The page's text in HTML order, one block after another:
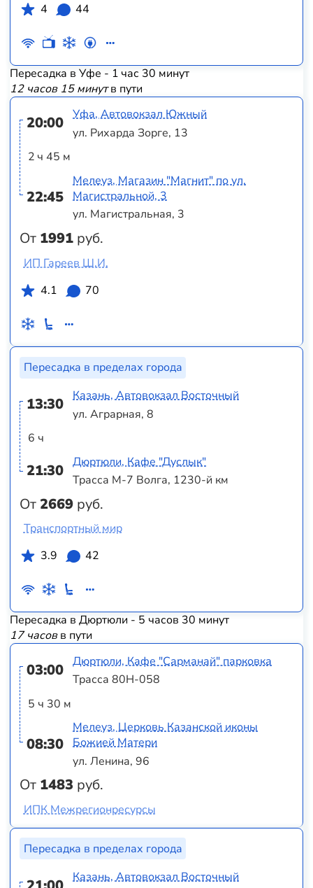
4
44
Пересадка в Уфе - 1 час 30 минут
12 часов 15 минутв пути
20:00
2 ч 45 м
22:45
От 1991 руб.
Уфа, Автовокзал Южный
ул. Рихарда Зорге, 13
Мелеуз, Магазин "Магнит" по ул.
Магистральной, 3
ул. Магистральная, 3
ИП Гареев Ш.И.
4.1
70
Пересадка в пределах города
13:30
6 ч
21:30
От2669 руб.
Казань, Автовокзал Восточный
ул. Аграрная, 8
Дюртюли, Кафе "Дуслык"
Трасса М-7 Волга, 1230-й км
Транспортный мир
3.9
42
Пересадка в Дюртюли - 5 часов 30 минут
17 часовв пути
03:00
5 ч 30 м
08:30
От 1483 руб.
Дюртюли, Кафе "Сарманай" парковка
Трасса 80Н-058
Мелеуз, Церковь Казанской иконы
Божией Матери
ул. Ленина, 96
ИПК Межрегионресурсы
Пересадка в пределах города
Казань, Автовокзал Восточный